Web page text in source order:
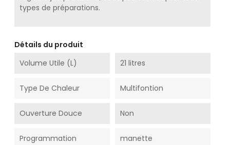
types de préparations.
Détails du produit
Volume Utile (L)
21 litres
Type De Chaleur Multifontion
Ouverture Douce Non
Programmation manette